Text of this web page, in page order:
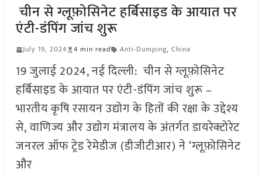
चीन से ग्लूफ़ोसिनेट हर्बिसाइड के आयात पर
एंटी-डंपिंग जांच शुरू
July 19, 2024 4 min read Anti-Dumping, China
19 जुलाई 2024, नई दिल्ली: चीन से ग्लूफ़ोसिनेट
हर्बिसाइड के आयात पर एंटी-डंपिंग जांच शुरू –
भारतीय कृषि रसायन उद्योग के हितों की रक्षा के उद्देश्य
से, वाणिज्य और उद्योग मंत्रालय के अंतर्गत डायरेक्टोरेट
जनरल ऑफ ट्रेड रेमेडीज (डीजीटीआर) ने ‘ग्लूफ़ोसिनेट
और